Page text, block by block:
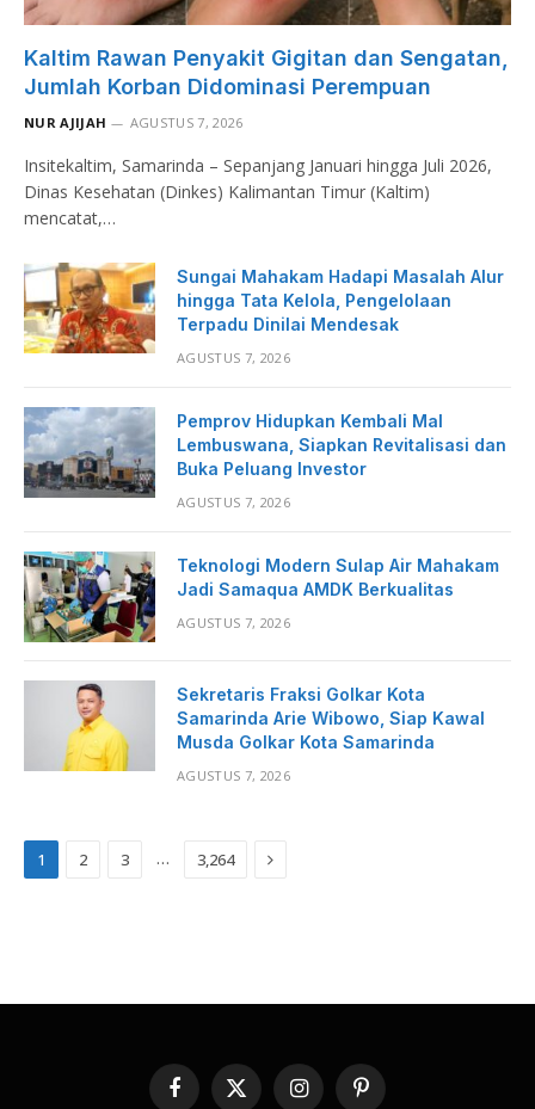
Kaltim Rawan Penyakit Gigitan dan Sengatan,
Jumlah Korban Didominasi Perempuan
NUR AJIJAH AGUSTUS 7, 2026
Insitekaltim, Samarinda – Sepanjang Januari hingga Juli 2026,
Dinas Kesehatan (Dinkes) Kalimantan Timur (Kaltim)
mencatat,…
Sungai Mahakam Hadapi Masalah Alur
hingga Tata Kelola, Pengelolaan
Terpadu Dinilai Mendesak
AGUSTUS 7, 2026
Pemprov Hidupkan Kembali Mal
Lembuswana, Siapkan Revitalisasi dan
Buka Peluang Investor
AGUSTUS 7, 2026
Teknologi Modern Sulap Air Mahakam
Jadi Samaqua AMDK Berkualitas
AGUSTUS 7, 2026
Sekretaris Fraksi Golkar Kota
Samarinda Arie Wibowo, Siap Kawal
Musda Golkar Kota Samarinda
AGUSTUS 7, 2026
1 2 3 … 3,264 Next
Facebook
X InstagramPinterest